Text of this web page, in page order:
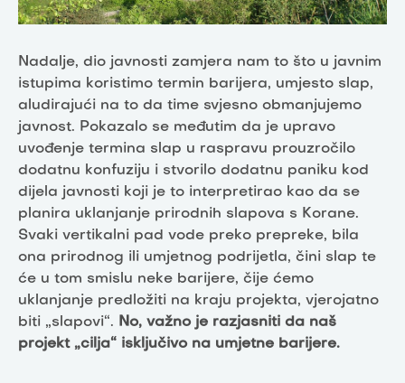
Nadalje, dio javnosti zamjera nam to što u javnim
istupima koristimo termin barijera, umjesto slap,
aludirajući na to da time svjesno obmanjujemo
javnost. Pokazalo se međutim da je upravo
uvođenje termina slap u raspravu prouzročilo
dodatnu konfuziju i stvorilo dodatnu paniku kod
dijela javnosti koji je to interpretirao kao da se
planira uklanjanje prirodnih slapova s Korane.
Svaki vertikalni pad vode preko prepreke, bila
ona prirodnog ili umjetnog podrijetla, čini slap te
će u tom smislu neke barijere, čije ćemo
uklanjanje predložiti na kraju projekta, vjerojatno
biti „slapovi“. No, važno je razjasniti da naš
projekt „cilja“ isključivo na umjetne barijere.